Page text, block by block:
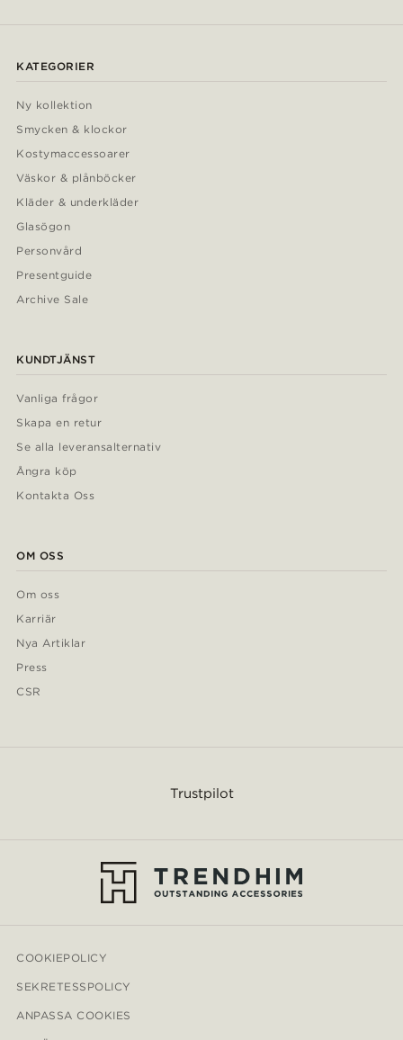
KATEGORIER
Ny kollektion
Smycken & klockor
Kostymaccessoarer
Väskor & plånböcker
Kläder & underkläder
Glasögon
Personvård
Presentguide
Archive Sale
KUNDTJÄNST
Vanliga frågor
Skapa en retur
Se alla leveransalternativ
Ångra köp
Kontakta Oss
OM OSS
Om oss
Karriär
Nya Artiklar
Press
CSR
Trustpilot
COOKIEPOLICY
SEKRETESSPOLICY
ANPASSA COOKIES